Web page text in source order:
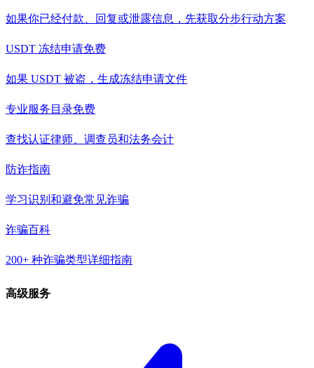
如果你已经付款、回复或泄露信息，先获取分步行动方案
USDT 冻结申请免费
如果 USDT 被盗，生成冻结申请文件
专业服务目录免费
查找认证律师、调查员和法务会计
防诈指南
学习识别和避免常见诈骗
诈骗百科
200+ 种诈骗类型详细指南
高级服务